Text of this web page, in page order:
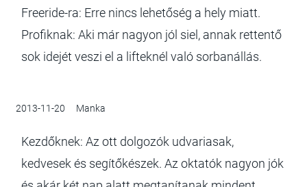
Freeride-ra: Erre nincs lehetőség a hely miatt.
Profiknak: Aki már nagyon jól siel, annak rettentő
sok idejét veszi el a lifteknél való sorbanállás.
2013-11-20 Manka
Kezdőknek: Az ott dolgozók udvariasak,
kedvesek és segítőkészek. Az oktatók nagyon jók